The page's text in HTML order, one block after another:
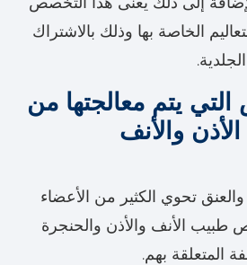
الخاصة بها وذلك بالاشتراك
يتم معالجتها من
والأنف
تحوي الكثير من الأعضاء
طبيب الأنف والأذن والحنجرة
المتعلقة بهم.